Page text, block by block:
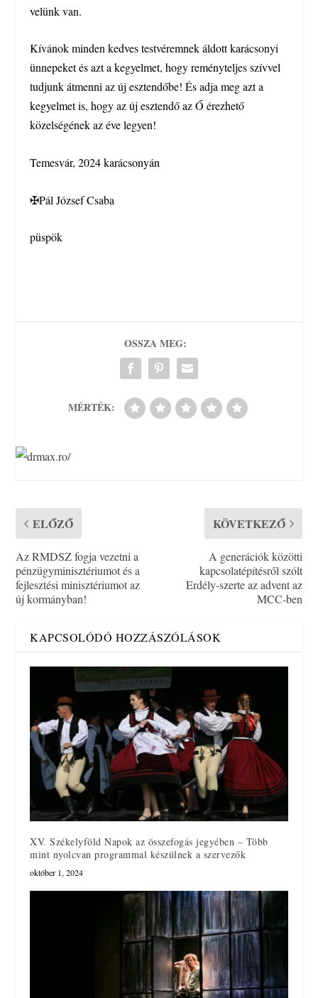
velünk van.
Kívánok minden kedves testvéremnek áldott karácsonyi
ünnepeket és azt a kegyelmet, hogy reményteljes szívvel
tudjunk átmenni az új esztendőbe! És adja meg azt a
kegyelmet is, hogy az új esztendő az Ő érezhető
közelségének az éve legyen!
Temesvár, 2024 karácsonyán
✠Pál József Csaba
püspök
OSSZA MEG:
MÉRTÉK:
ELŐZŐ
Az RMDSZ fogja vezetni a
pénzügyminisztériumot és a
fejlesztési minisztériumot az
új kormányban!
KÖVETKEZŐ
A generációk közötti
kapcsolatépítésről szólt
Erdély-szerte az advent az
MCC-ben
KAPCSOLÓDÓ HOZZÁSZÓLÁSOK
XV. Székelyföld Napok az összefogás jegyében – Több
mint nyolcvan programmal készülnek a szervezők
október 1, 2024